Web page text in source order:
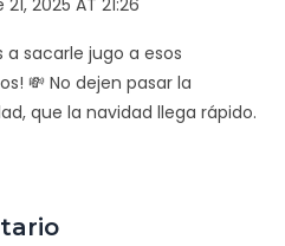
2025 AT 21:26
a sacarle jugo a esos
💸 No dejen pasar la
que la navidad llega rápido.